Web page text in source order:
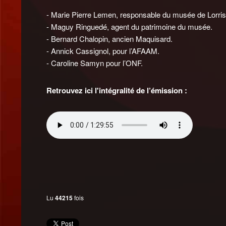
- Marie Pierre Lemen, responsable du musée de
- Maguy Ringuedé, agent du patrimoine du musée.
- Bernard Chalopin, ancien Maquisard.
- Annick Cassignol, pour l’AFAAM.
- Caroline Samyn pour l’ONF.
Retrouvez ici l'intégralité de l’émission :
Lu 44215fois